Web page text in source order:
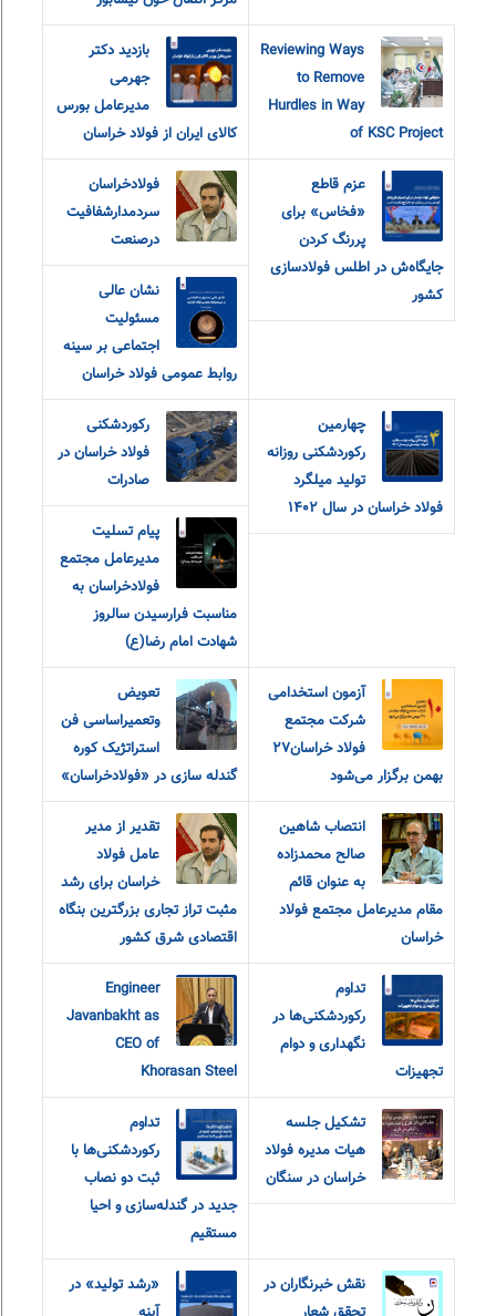
Reviewing Ways
to Remove
Hurdles in Way
of KSC Project
بازدید دکتر
جهرمی
مدیرعامل بورس
کالای ایران از فولاد خراسان
عزم قاطع
«فخاس» برای
پررنگ کردن
جایگاه‌ش در اطلس فولادسازی
کشور
فولادخراسان
سردمدارشفافیت
درصنعت
نشان عالی
مسئولیت
اجتماعی بر سینه
روابط عمومی فولاد خراسان
چهارمین
رکوردشکنی روزانه
تولید میلگرد
فولاد خراسان در سال ۱۴۰۲
رکوردشکنی
فولاد خراسان در
صادرات
پیام‌ ‌تسلیت
مدیرعامل مجتمع
فولاد‌خراسان به
مناسبت‌ فرارسیدن سالروز
شهادت امام‌ رضا(ع)
آزمون استخدامی
شرکت مجتمع
فولاد خراسان۲۷
بهمن برگزار می‌شود
تعویض
وتعمیراساسی فن
استراتژیک کوره
گندله سازی در «فولادخراسان»
انتصاب شاهین
صالح محمدزاده
به عنوان قائم
مقام مدیرعامل مجتمع فولاد
خراسان
تقدیر از مدیر
عامل فولاد
خراسان برای رشد
مثبت تراز تجاری بزرگترین بنگاه
اقتصادی شرق کشور
تداوم
رکوردشکنی‌ها در
نگهداری و دوام
تجهیزات
Engineer
Javanbakht as
CEO of
Khorasan Steel
تشکیل جلسه
هیات مدیره فولاد
خراسان در سنگان
تداوم
رکوردشکنی‌ها با
ثبت دو نصاب
جدید در گندله‌سازی و احیا
مستقیم
نقش خبرنگاران در
«رشد تولید» در